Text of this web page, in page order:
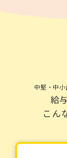
中堅・中
給
こん